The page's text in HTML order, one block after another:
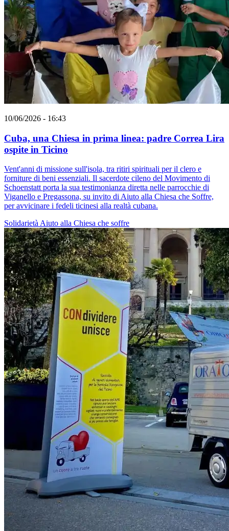
10/06/2026 - 16:43
Cuba, una Chiesa in prima linea: padre Correa Lira
ospite in Ticino
Vent'anni di missione sull'isola, tra ritiri spirituali per il clero e
forniture di beni essenziali. Il sacerdote cileno del Movimento di
Schoenstatt porta la sua testimonianza diretta nelle parrocchie di
Viganello e Pregassona, su invito di Aiuto alla Chiesa che Soffre,
per avvicinare i fedeli ticinesi alla realtà cubana.
SolidarietàAiuto alla Chiesa che soffre